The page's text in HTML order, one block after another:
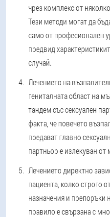
чрез комплекс от
Тези методи могат да
само от професионален
предвид
случай.
Лечението на
гениталната област на
тандем със сексуален
факта, че повечето
предават главно
партньор е излекуван
Лечението директно
пациента, колко строго
назначения и препоръки
правило е свързана с